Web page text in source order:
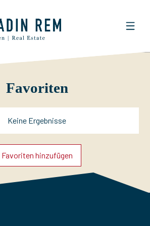
Favoriten
Keine Ergebnisse
Favoriten hinzufügen